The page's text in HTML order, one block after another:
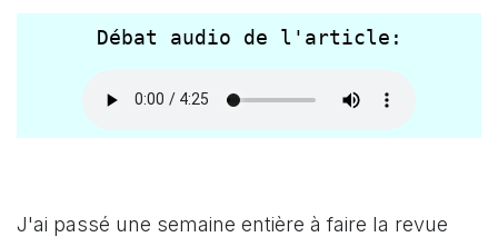
Débat audio de l'article:
J'ai passé une semaine entière à faire la revue